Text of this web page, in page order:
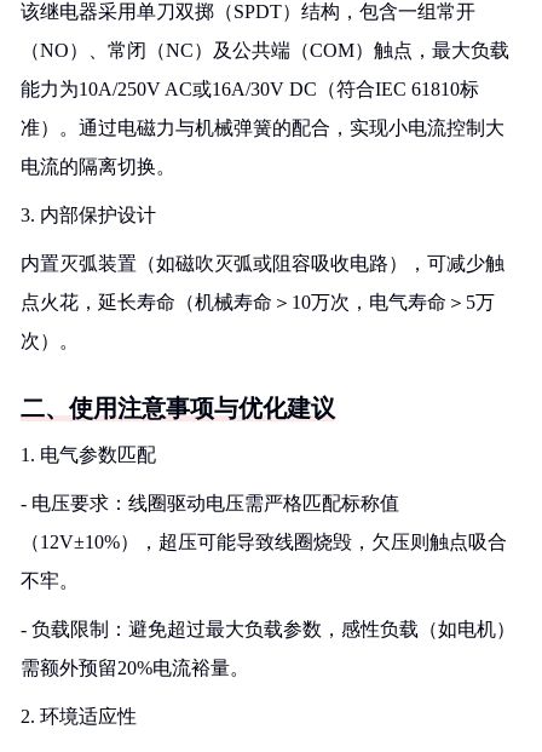
该继电器采用单刀双掷（SPDT）结构，包含一组常开
（NO）、常闭（NC）及公共端（COM）触点，最大负载
能力为10A/250V AC或16A/30V DC（符合IEC 61810标
准）。通过电磁力与机械弹簧的配合，实现小电流控制大
电流的隔离切换。
3. 内部保护设计
内置灭弧装置（如磁吹灭弧或阻容吸收电路），可减少触
点火花，延长寿命（机械寿命＞10万次，电气寿命＞5万
次）。
二、使用注意事项与优化建议
1. 电气参数匹配
- 电压要求：线圈驱动电压需严格匹配标称值
（12V±10%），超压可能导致线圈烧毁，欠压则触点吸合
不牢。
- 负载限制：避免超过最大负载参数，感性负载（如电机）
需额外预留20%电流裕量。
2. 环境适应性